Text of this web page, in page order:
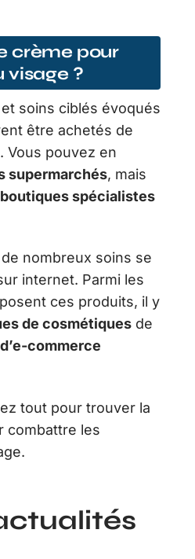
crème pour
visage ?
soins ciblés évoqués
être achetés de
Vous pouvez en
supermarchés, mais
spécialistes
nombreux soins se
internet. Parmi les
ces produits, il y
de cosmétiques de
commerce
tout pour trouver la
combattre les